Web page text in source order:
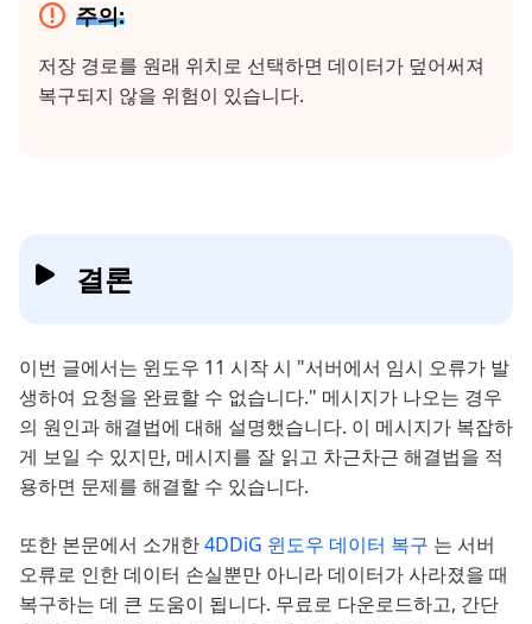
주의:
저장 경로를 원래 위치로 선택하면 데이터가 덮어써져
복구되지 않을 위험이 있습니다.
결론
이번 글에서는 윈도우 11 시작 시 "서버에서 임시 오류가 발
생하여 요청을 완료할 수 없습니다." 메시지가 나오는 경우
의 원인과 해결법에 대해 설명했습니다. 이 메시지가 복잡하
게 보일 수 있지만, 메시지를 잘 읽고 차근차근 해결법을 적
용하면 문제를 해결할 수 있습니다.
또한 본문에서 소개한4DDiG 윈도우 데이터 복구 는 서버
오류로 인한 데이터 손실뿐만 아니라 데이터가 사라졌을 때
복구하는 데 큰 도움이 됩니다. 무료로 다운로드하고, 간단